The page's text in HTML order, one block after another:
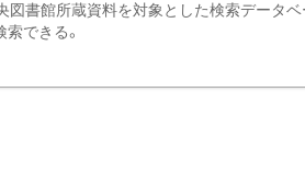
図書館所蔵資料を対象とした検索データベ
索できる。